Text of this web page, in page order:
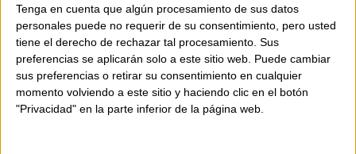
Tenga en cuenta que algún procesamiento de sus datos
personales puede no requerir de su consentimiento, pero usted
tiene el derecho de rechazar tal procesamiento. Sus
preferencias se aplicarán solo a este sitio web. Puede cambiar
sus preferencias o retirar su consentimiento en cualquier
momento volviendo a este sitio y haciendo clic en el botón
"Privacidad" en la parte inferior de la página web.